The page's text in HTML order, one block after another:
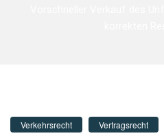
Verkehrsrecht Vertragsrecht